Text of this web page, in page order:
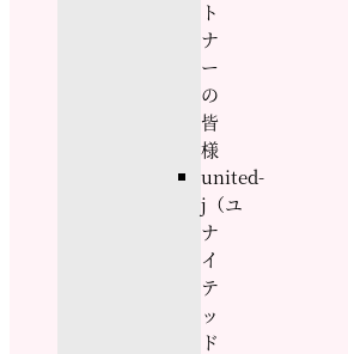
ト
ナ
ー
の
皆
様
united-
j（ユ
ナ
イ
テ
ッ
ド